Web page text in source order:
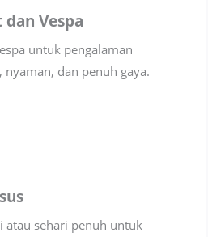
Vespa
untuk pengalaman
dan penuh gaya.
atau sehari penuh untuk